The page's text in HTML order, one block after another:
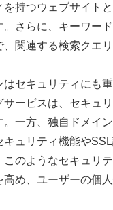
持つウェブサイト
さらに、キーワー
関連する検索クエ
はセキュリティにも
サービスは、セキュ
一方、独自ドメイ
キュリティ機能や
このようなセキュリ
高め、ユーザーの個